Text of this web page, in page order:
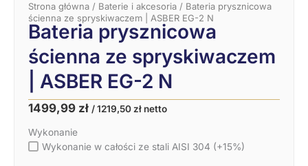
Strona główna / Baterie i akcesoria / Bateria prysznicowa
ścienna ze spryskiwaczem | ASBER EG-2 N
Bateria prysznicowa
ścienna ze spryskiwaczem
| ASBER EG-2 N
Pierwotna
wynosiła:
1666,65 zł.
1499,99 złAktualna
1499,99 zł.
/1219,50zł netto
Wykonanie
Wykonanie w całości ze stali AISI 304 (+15%)
Bateria
prysznicowa